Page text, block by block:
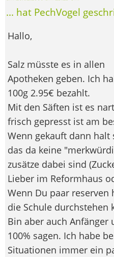
... hat PechVogel
Hallo,
Salz müsste es in allen
Apotheken geben. Ich
100g 2.95€ bezahlt.
Mit den Säften ist es
frisch gepresst ist am
Wenn gekauft dann halt
das da keine
zusätze dabei sind
Lieber im Reformhaus
Wenn Du paar reserven
die Schule durchstehen
Bin aber auch Anfänger
100% sagen. Ich habe
Situationen immer ein